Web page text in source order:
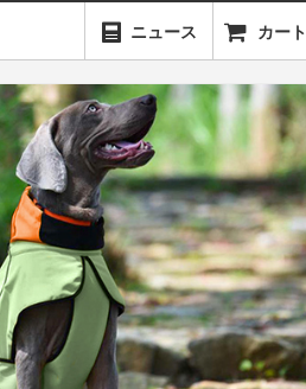
ニュース カート